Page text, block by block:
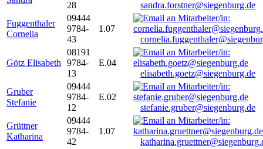
28
sandra.forstner@siegenburg.de
Fuggenthaler
Cornelia
09444
9784-
43
1.07
Götz Elisabeth
08191
9784-
13
E.04
elisabeth.goetz@siegenburg.de
Gruber
Stefanie
09444
9784-
12
E.02
stefanie.gruber@siegenburg.de
Grüttner
Katharina
09444
9784-
42
1.07